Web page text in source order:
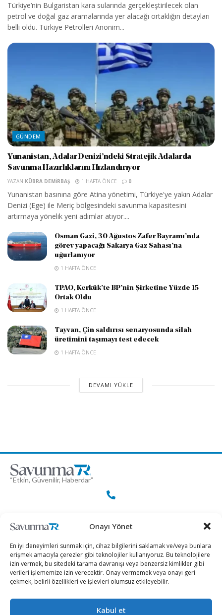
Onayı Yönet
En iyi deneyimleri sunmak için, cihaz bilgilerini saklamak ve/veya bunlara
erişmek amacıyla çerezler gibi teknolojiler kullanıyoruz. Bu teknolojilere
izin vermek, bu sitedeki tarama davranışı veya benzersiz kimlikler gibi
verileri işlememize izin verecektir. Onay vermemek veya onayı geri
çekmek, belirli özellikleri ve işlevleri olumsuz etkileyebilir.
Kabul et
Türkiye’nin Bulgaristan kara sularında gerçekleştirilecek olan
petrol ve doğal gaz aramalarında yer alacağı ortaklığın detayları
belli oldu. Türkiye Petrolleri Anonim...
GÜNDEM
Yunanistan, Adalar Denizi’ndeki Stratejik Adalarda
Savunma Hazırlıklarını Hızlandırıyor
YAZAN KÜBRA DEMIRBAŞ 1 HAFTA ÖNCE 0
Yunanistan basınına göre Atina yönetimi, Türkiye'ye yakın Adalar
Denizi (Ege) ile Meriç bölgesindeki savunma kapasitesini
artırmaya yönelik yeni adımlar atıyor....
Osman Gazi, 30 Ağustos Zafer Bayramı’nda
görev yapacağı Sakarya Gaz Sahası’na
uğurlanıyor
1 HAFTA ÖNCE
TPAO, Kerkük’te BP’nin Şirketine Yüzde 15
Ortak Oldu
1 HAFTA ÖNCE
Tayvan, Çin saldırısı senaryosunda silah
üretimini taşımayı test edecek
1 HAFTA ÖNCE
DEVAMI YÜKLE
“Etkin, Güvenilir, Haberdar”
+90 530 308 17 96
iletisim@savunmatr.com